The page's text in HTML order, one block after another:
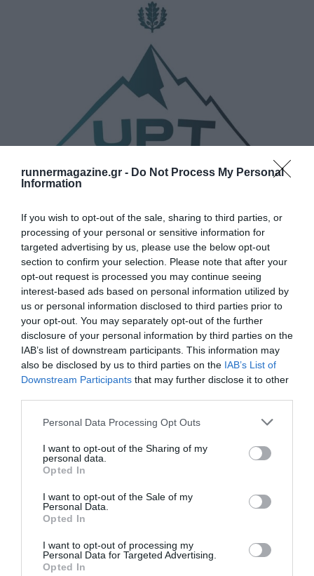
runnermagazine.gr - Do Not Process My Personal
Information
If you wish to opt-out of the sale, sharing to third parties, or
processing of your personal or sensitive information for
targeted advertising by us, please use the below opt-out
section to confirm your selection. Please note that after your
opt-out request is processed you may continue seeing
interest-based ads based on personal information utilized by
us or personal information disclosed to third parties prior to
your opt-out. You may separately opt-out of the further
disclosure of your personal information by third parties on the
IAB’s list of downstream participants. This information may
also be disclosed by us to third parties on the IAB’s List of
Downstream Participants that may further disclose it to other
Personal Data Processing Opt Outs
I want to opt-out of the Sharing of my
personal data.
Opted In
I want to opt-out of the Sale of my
Personal Data.
Opted In
I want to opt-out of processing my
Personal Data for Targeted Advertising.
Opted In
Ultra Pelion Trail 2026
Δείτε τις πληροφορίες της διοργάνωσης